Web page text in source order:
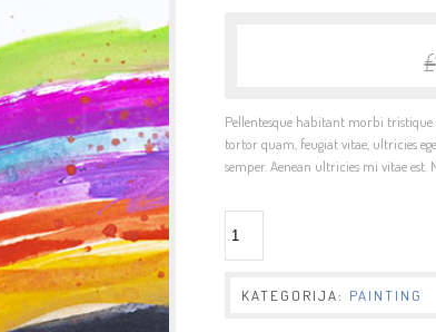
£
Pellentesque habitant morbi tristique
tortor quam, feugiat vitae, ultricies
semper. Aenean ultricies mi vitae est.
KATEGORIJA: PAINTING